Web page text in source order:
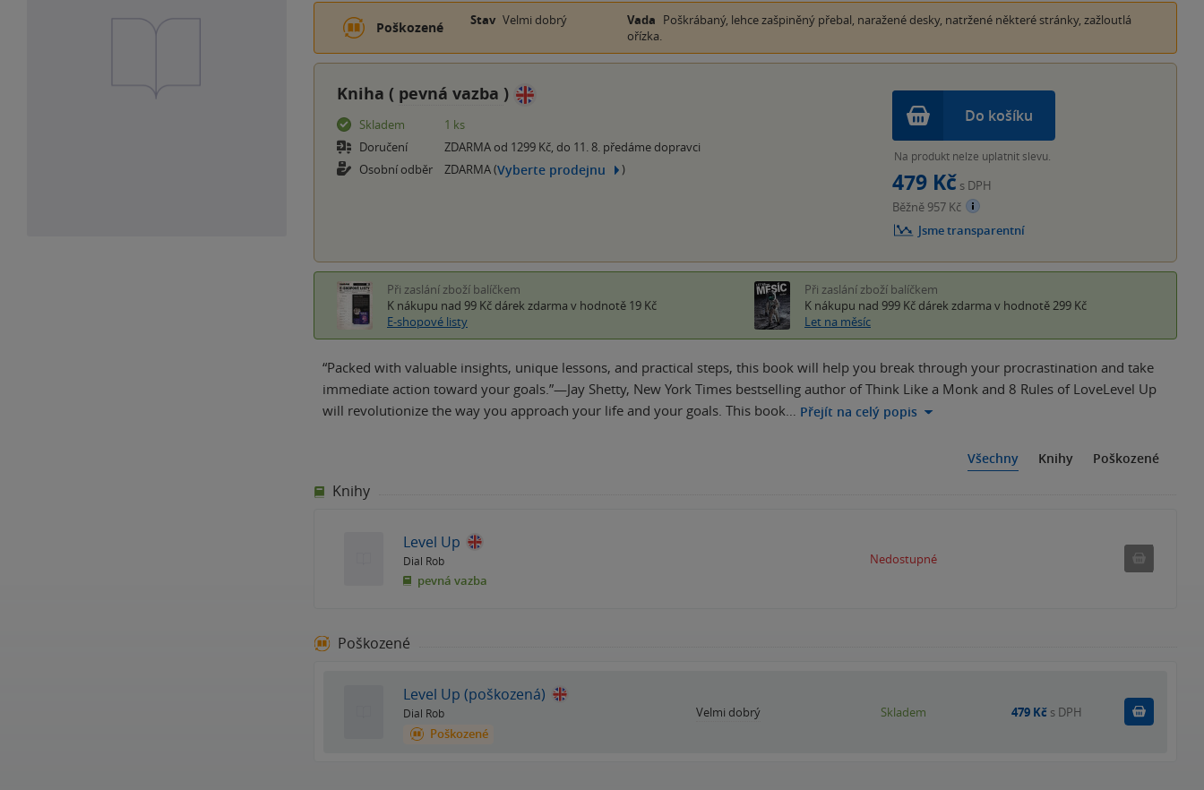
Poškozené Stav Velmi dobrý Vada Poškrábaný, lehce zašpiněný přebal, naražené desky, natržené některé stránky, zažloutlá
ořízka.
Kniha ( pevná vazba )
Skladem
1 ks
Doručení
ZDARMA od 1299 Kč, do 11. 8. předáme dopravci
Osobní odběr
ZDARMA (Vyberte prodejnu )
Do košíku
Na produkt nelze uplatnit slevu.
479 Kč s DPH
Běžně 957 Kč
Jsme transparentní
Při zaslání zboží balíčkem
K nákupu nad 99 Kč dárek zdarma v hodnotě 19 Kč
E-shopové listy
Při zaslání zboží balíčkem
K nákupu nad 999 Kč dárek zdarma v hodnotě 299 Kč
Let na měsíc
“Packed with valuable insights, unique lessons, and practical steps, this book will help you break through your procrastination and take
immediate action toward your goals.”—Jay Shetty, New York Times bestselling author of Think Like a Monk and 8 Rules of LoveLevel Up
will revolutionize the way you approach your life and your goals. This book… Přejít na celý popis
Všechny Knihy Poškozené
Knihy
Level Up
Dial Rob
pevná vazba
Nedostupné
Poškozené
Level Up (poškozená)
Dial Rob
Poškozené
Velmi dobrý Skladem 479 Kč s DPH